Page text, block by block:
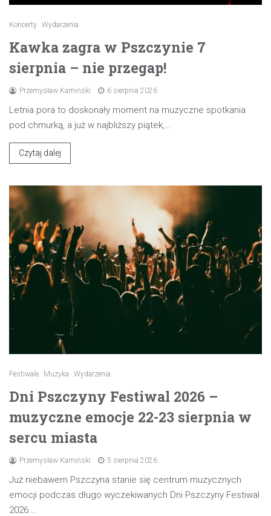
Koncerty Wydarzenia
Kawka zagra w Pszczynie 7
sierpnia – nie przegap!
Przemysław Kamiński 6 sierpnia 2026
Letnia pora to doskonały moment na muzyczne spotkania
pod chmurką, a już w najbliższy piątek,…
Czytaj dalej
Festiwale Muzyka Wydarzenia
Dni Pszczyny Festiwal 2026 –
muzyczne emocje 22-23 sierpnia w
sercu miasta
Przemysław Kamiński 5 sierpnia 2026
Już niebawem Pszczyna stanie się centrum muzycznych
emocji podczas długo wyczekiwanych Dni Pszczyny Festiwal
2026.…